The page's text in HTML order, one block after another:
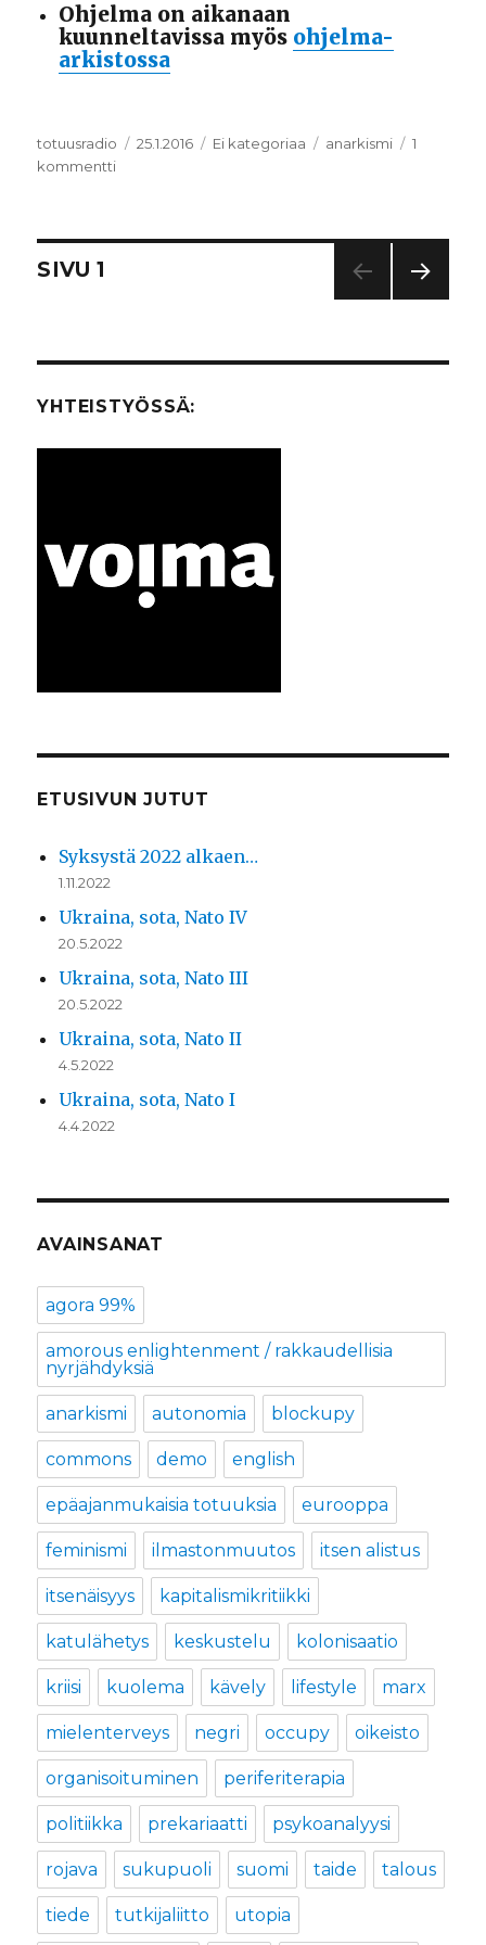
Ohjelma on aikanaan
kuunneltavissa myös ohjelma-
arkistossa
Kirjoittaja
totuusradio Julkaistu
25.1.2016 Kategoriat
Ei kategoriaa Avainsanat
anarkismi
1
kommentti
Artikkelien
SIVU 1
SIVU
YHTEISTYÖSSÄ:
ETUSIVUN JUTUT
Syksystä 2022 alkaen…
1.11.2022
Ukraina, sota, Nato IV
20.5.2022
Ukraina, sota, Nato III
20.5.2022
Ukraina, sota, Nato II
4.5.2022
Ukraina, sota, Nato I
4.4.2022
AVAINSANAT
agora 99%
amorous enlightenment / rakkaudellisia
nyrjähdyksiä
anarkismi autonomia blockupy
commons demo english
epäajanmukaisia totuuksia eurooppa
feminismi ilmastonmuutos itsen alistus
itsenäisyys kapitalismikritiikki
katulähetys keskustelu kolonisaatio
kriisi kuolema kävely lifestyle marx
mielenterveys negri occupy oikeisto
organisoituminen periferiterapia
politiikka prekariaatti psykoanalyysi
rojava sukupuoli suomi taide talous
tiede tutkijaliitto utopia